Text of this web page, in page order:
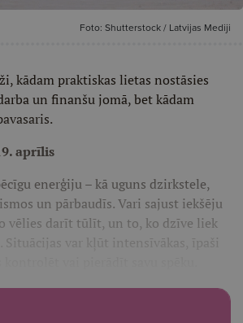
Foto: Shutterstock / Latvijas Mediji
kādam praktiskas lietas nostāsies
un finanšu jomā, bet kādam
aprīlis
enerģiju – kā uguns dzirkstele,
un pārbaudīs. Vari sajust iekšēju
vēlies darīt tūlīt, un to, ko dzīve liek
Situācijas var kļūt intensīvākas, īpaši